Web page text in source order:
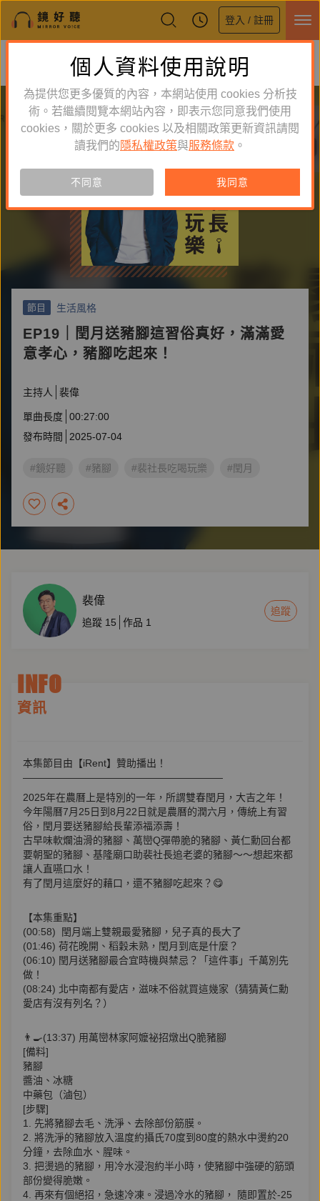
登入 / 註冊
鏡好聽全新APP上線
體驗全面升級，即刻下載
節目 生活風格
EP19｜閏月送豬腳這習俗真好，滿滿愛
意孝心，豬腳吃起來！
主持人 裴偉
單曲長度 00:27:00
發布時間
2025-07-04
#鏡好聽 #豬腳 #裴社長吃喝玩樂 #閏月
裴偉
追蹤 15 作品 1
追蹤
INFO
資訊
本集節目由【iRent】贊助播出！
————————————————————
2025年在農曆上是特別的一年，所謂雙春閏月，大吉之年！
今年陽曆7月25日到8月22日就是農曆的潤六月，傳統上有習
俗，閏月要送豬腳給長輩添福添壽！
古早味軟爛油滑的豬腳、萬巒Q彈帶脆的豬腳、黃仁勳回台都
要朝聖的豬腳、基隆廟口助裴社長追老婆的豬腳～～想起來都
讓人直嚥口水！
有了閏月這麼好的藉口，還不豬腳吃起來？😋
【本集重點】
(00:58) 閏月端上雙親最愛豬腳，兒子真的長大了
(01:46) 荷花晚開、稻穀未熟，閏月到底是什麼？
(06:10) 閏月送豬腳最合宜時機與禁忌？「這件事」千萬別先
做！
(08:24) 北中南都有愛店，滋味不俗就買這幾家（猜猜黃仁勳
愛店有沒有列名？）
👨‍🍳(13:37) 用萬巒林家阿嬤祕招燉出Q脆豬腳
[備料]
豬腳
醬油、冰糖
中藥包（滷包）
[步驟]
1. 先將豬腳去毛、洗淨、去除部份筋膜。
2. 將洗淨的豬腳放入溫度約攝氏70度到80度的熱水中燙約20
分鐘，去除血水、腥味。
3. 把燙過的豬腳，用冷水浸泡約半小時，使豬腳中強硬的筋頭
部份變得脆嫩。
4. 再來有個絕招，急速冷凍。浸過冷水的豬腳， 隨即置於-25
個人資料使用說明
為提供您更多優質的內容，本網站使用 cookies 分析技
術。若繼續閱覽本網站內容，即表示您同意我們使用
cookies，關於更多 cookies 以及相關政策更新資訊請閱
讀我們的 隱私權政策與服務條款 。
不同意 我同意